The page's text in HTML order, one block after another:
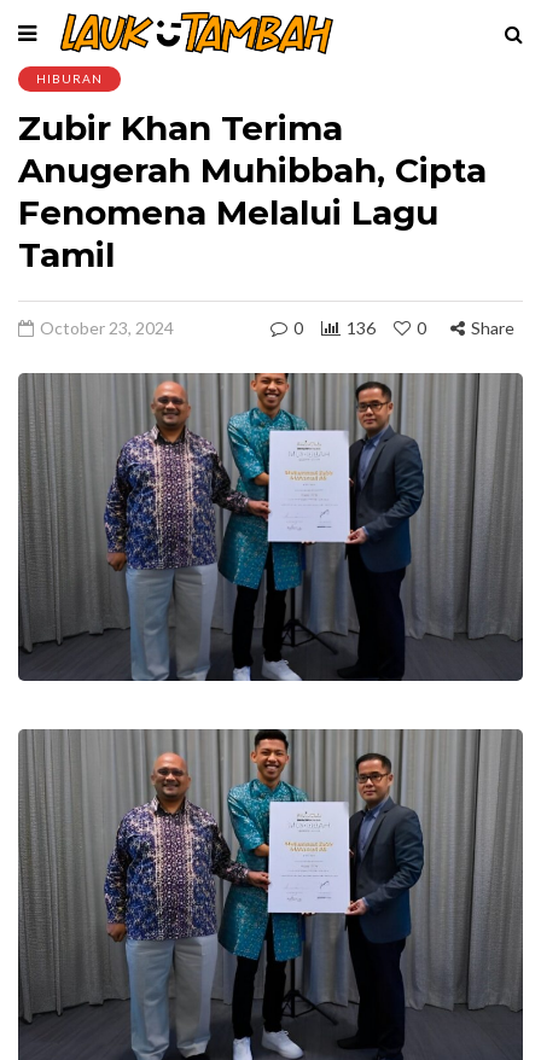
HIBURAN
Zubir Khan Terima
Anugerah Muhibbah, Cipta
Fenomena Melalui Lagu
Tamil
October 23, 2024 0 136 0 Share